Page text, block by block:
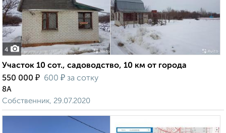
4
Участок 10 сот., садоводство, 10 км от города
550 000 ₽ 600 ₽ за сотку
8А
Собственник, 29.07.2020